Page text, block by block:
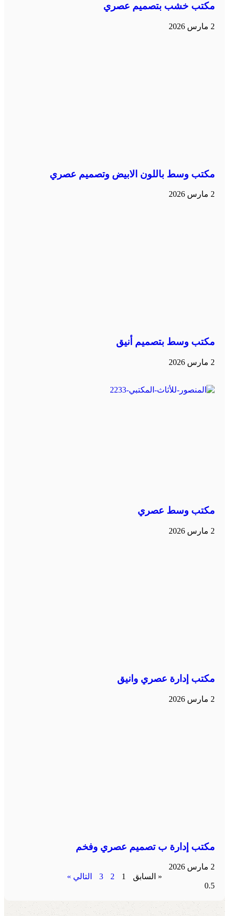
مكتب خشب بتصميم عصري
2 مارس 2026
مكتب وسط باللون الابيض وتصميم عصري
2 مارس 2026
مكتب وسط بتصميم أنيق
2 مارس 2026
مكتب وسط عصري
2 مارس 2026
مكتب إدارة عصري وانيق
2 مارس 2026
مكتب إدارة ب تصميم عصري وفخم
2 مارس 2026
« السابق
1
2
3 التالي »